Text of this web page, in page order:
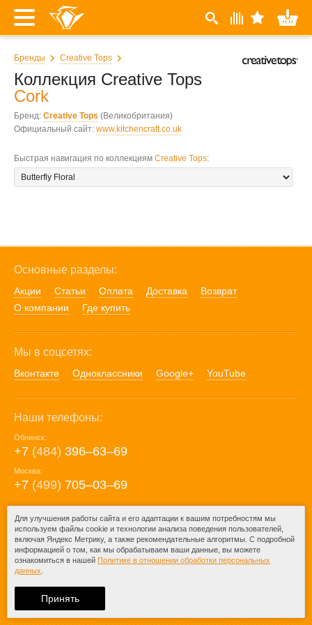
Бренды Creative Tops
Коллекция Creative Tops
Cork
Бренд: Creative Tops (Великобритания)
Официальный сайт: www.kitchencraft.co.uk
Быстрая навигация по коллекциям Creative Tops:
Основные разделы:
Акции Статьи Оплата Доставка
Возврат
О компании
Где купить
Мы в соцсетях:
Вконтакте Одноклассники Google+ YouTube
Наши телефоны:
Обнинск:
+7 (484) 396‒63‒69
Москва:
+7 (499) 705‒03‒69
E-mail:
mail@posuda40.ru
При любом копировании информации
ссылка на
Для улучшения работы сайта и его адаптации к вашим потребностям мы
используем файлы cookie и технологии анализа поведения пользователей,
включая Яндекс Метрику, а также рекомендательные алгоритмы. С подробной
информацией о том, как мы обрабатываем ваши данные, вы можете
ознакомиться в нашей Политике в отношении обработки персональных
данных
Принять